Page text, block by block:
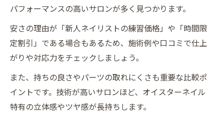
パフォーマンスの高いサロンが多く見つかります。
安さの理由が「新人ネイリストの練習価格」や「時間限
定割引」である場合もあるため、施術例や口コミで仕上
がりや対応力をチェックしましょう。
また、持ちの良さやパーツの取れにくさも重要な比較ポ
イントです。技術が高いサロンほど、オイスターネイル
特有の立体感やツヤ感が長持ちします。